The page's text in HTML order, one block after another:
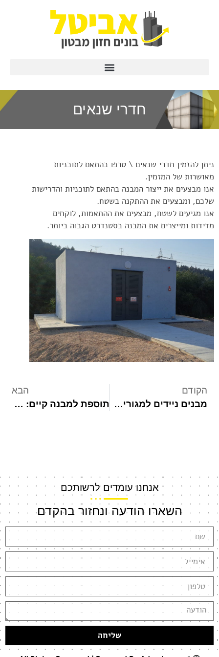
חדרי שנאים
ניתן להזמין חדרי שנאים \ טרפו בהתאם לתוכניות
מאושרות של המזמין.
אנו מבצעים את ייצור המבנה בהתאם לתוכניות והדרישות
שלכם, ומבצעים את ההתקנה בשטח.
אנו מגיעים לשטח, מבצעים את ההתאמות, לוקחים
מדידות ומייצרים את המבנה בסטנדרט הגבוה ביותר.
הקודם
מבנים ניידים למגורים- פתרונות טרומיים מוכנים
הבא
תוספת למבנה קיים: פתרונות הרחבה מקצועיים
אנחנו עומדים לרשותכם
השארו הודעה ונחזור בהקדם
שליחה